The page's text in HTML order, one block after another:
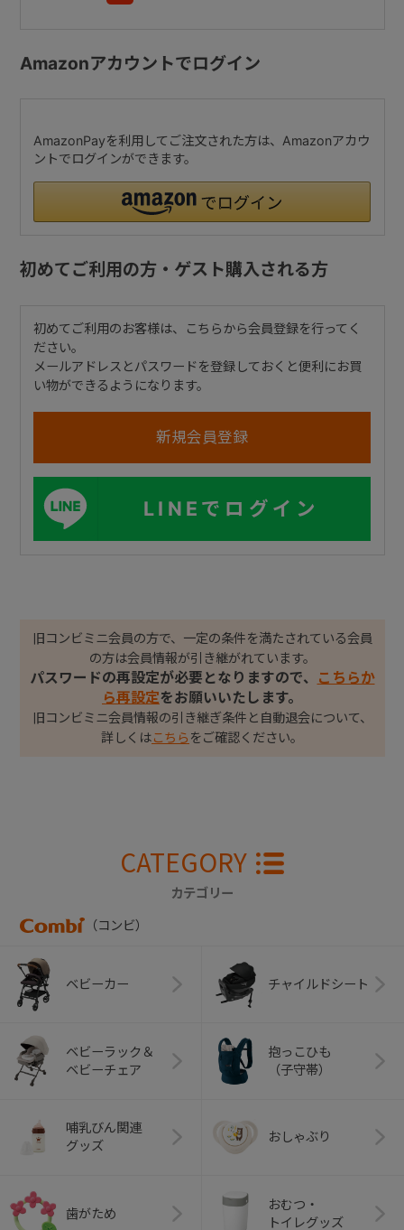
Amazonアカウントでログイン
AmazonPayを利用してご注文された方は、Amazonアカウ
ントでログインができます。
初めてご利用の方・ゲスト購入される方
初めてご利用のお客様は、こちらから会員登録を行ってく
ださい。
メールアドレスとパスワードを登録しておくと便利にお買
い物ができるようになります。
LINEでログイン
旧コンビミニ会員の方で、一定の条件を満たされている会員
の方は会員情報が引き継がれています。
パスワードの再設定が必要となりますので、
こちらか
ら再設定をお願いいたします。
旧コンビミニ会員情報の引き継ぎ条件と自動退会について、
詳しくはこちら をご確認ください。
CATEGORY
カテゴリー
（コンビ）
ベビーカー チャイルドシート
ベビーラック＆
ベビーチェア
抱っこひも
（子守帯）
哺乳びん関連
グッズ
おしゃぶり
歯がため
おむつ・
トイレグッズ